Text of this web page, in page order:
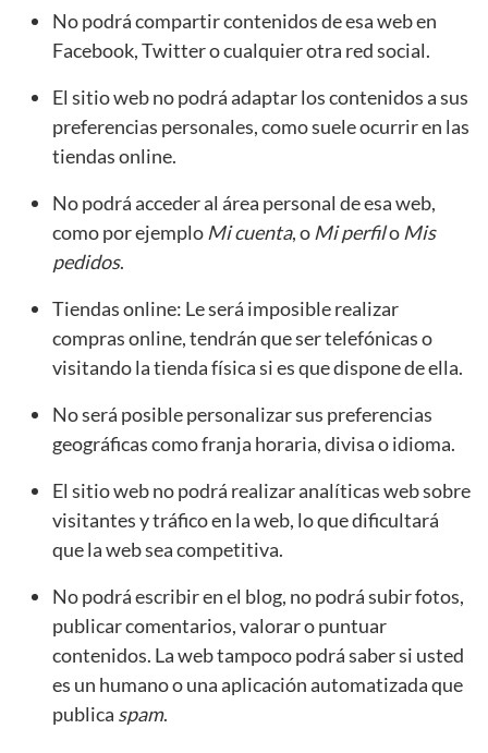
No podrá compartir contenidos de esa web en
Facebook, Twitter o cualquier otra red social.
El sitio web no podrá adaptar los contenidos a sus
preferencias personales, como suele ocurrir en las
tiendas online.
No podrá acceder al área personal de esa web,
como por ejemplo Mi cuenta, o Mi perfilo Mis
pedidos.
Tiendas online: Le será imposible realizar
compras online, tendrán que ser telefónicas o
visitando la tienda física si es que dispone de ella.
No será posible personalizar sus preferencias
geográficas como franja horaria, divisa o idioma.
El sitio web no podrá realizar analíticas web sobre
visitantes y tráfico en la web, lo que dificultará
que la web sea competitiva.
No podrá escribir en el blog, no podrá subir fotos,
publicar comentarios, valorar o puntuar
contenidos. La web tampoco podrá saber si usted
es un humano o una aplicación automatizada que
publica spam.